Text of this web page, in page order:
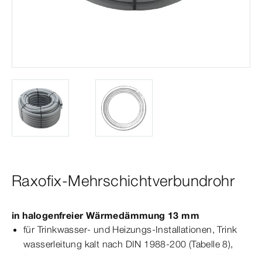
Raxofix-Mehrschichtverbundrohr
in halogenfreier Wärmedämmung 13 mm
für Trink­wasser- und Heizungs-​Installationen, Trink­
wasserleitung kalt nach DIN 1988‑200 (Tabelle 8),